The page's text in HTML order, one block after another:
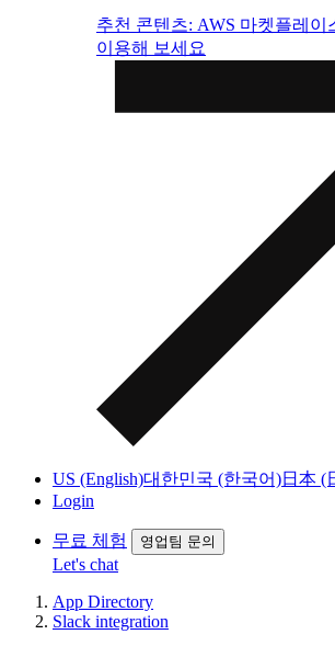
추천 콘텐츠: AWS 마켓플레이
이용해 보세요
US (English)대한민국 (한국어)日本 (
Login
무료 체험 영업팀 문의
Let's chat
App Directory
Slack integration